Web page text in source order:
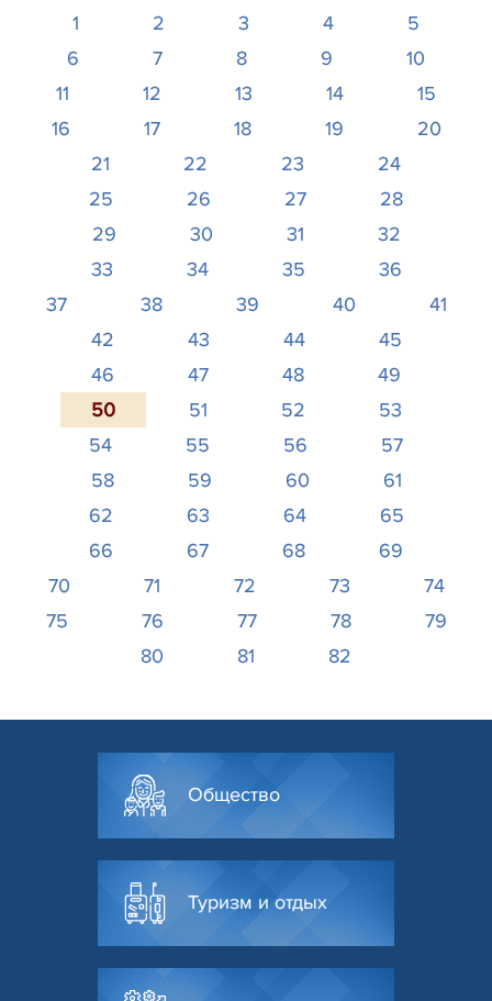
1
2 3 4
5
6
7 8 9
10
11
12 13 14
15
16
17 18 19
20
21
22 23
24
25
26 27
28
29
30 31
32
33
34 35
36
37
38 39 40
41
42
43 44
45
46
47 48
49
50
51 52
53
54
55 56
57
58
59 60
61
62
63 64
65
66
67 68
69
70
71 72 73
74
75
76 77 78
79
80
81 82
Общество
Туризм и отдых